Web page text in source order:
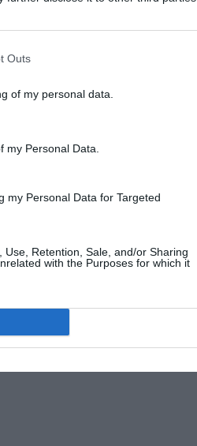
Outs
of my personal data.
my Personal Data.
my Personal Data for Targeted
Retention, Sale, and/or Sharing
with the Purposes for which it